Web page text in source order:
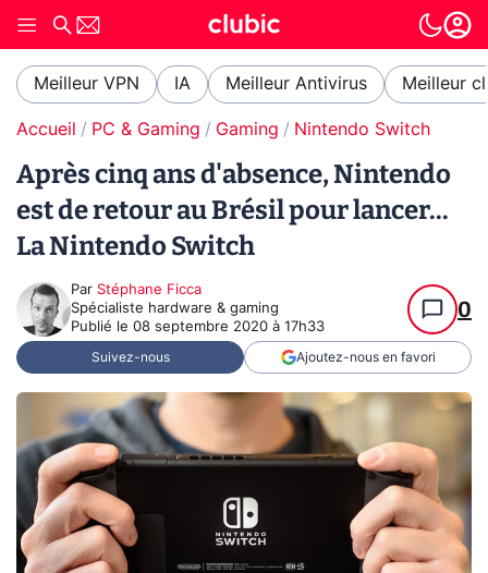
Meilleur VPN IA Meilleur Antivirus Meilleur
Accueil PC & Gaming Gaming Nintendo Switch
Après cinq ans d'absence, Nintendo
est de retour au Brésil pour lancer...
La Nintendo Switch
Par Stéphane Ficca
Spécialiste hardware & gaming
Publié le 08 septembre 2020 à 17h33
0
Suivez-nous Ajoutez-nous en favori